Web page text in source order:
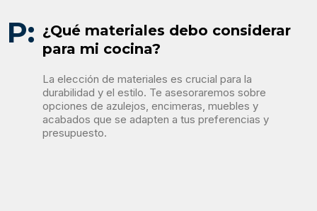
P: ¿Qué materiales debo considerar
para mi cocina?
La elección de materiales es crucial para la
durabilidad y el estilo. Te asesoraremos sobre
opciones de azulejos, encimeras, muebles y
acabados que se adapten a tus preferencias y
presupuesto.